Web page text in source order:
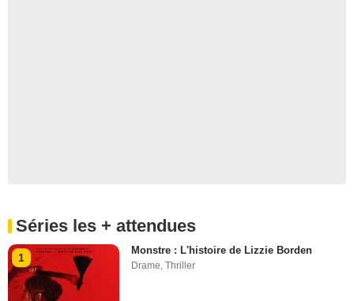
Séries les + attendues
1
Monstre : L'histoire de Lizzie Borden
Drame,Thriller